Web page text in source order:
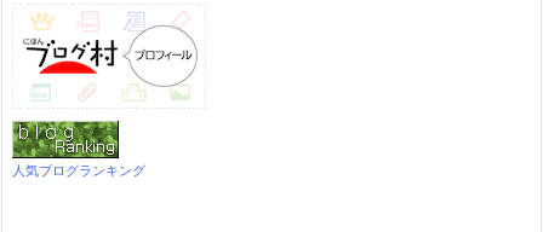
人気ブログランキング